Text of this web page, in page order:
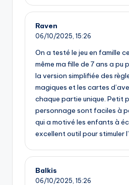
Raven
06/10/2025, 15:26
On a testé le jeu en famille
même ma fille de 7 ans a pu
la version simplifiée des
magiques et les cartes
chaque partie unique. Petit
personnage sont faciles à
qui a motivé les enfants à
excellent outil pour stimuler
Balkis
06/10/2025, 15:26